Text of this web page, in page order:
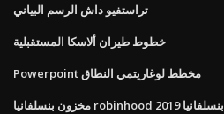
تراستفيو داش الرسم البياني
خطوط طيران ألاسكا المستقبلية
Powerpoint مخطط لوغاريتمي النطاق
مخزون بنسلفانيا robinhood بنسلفانيا 2019